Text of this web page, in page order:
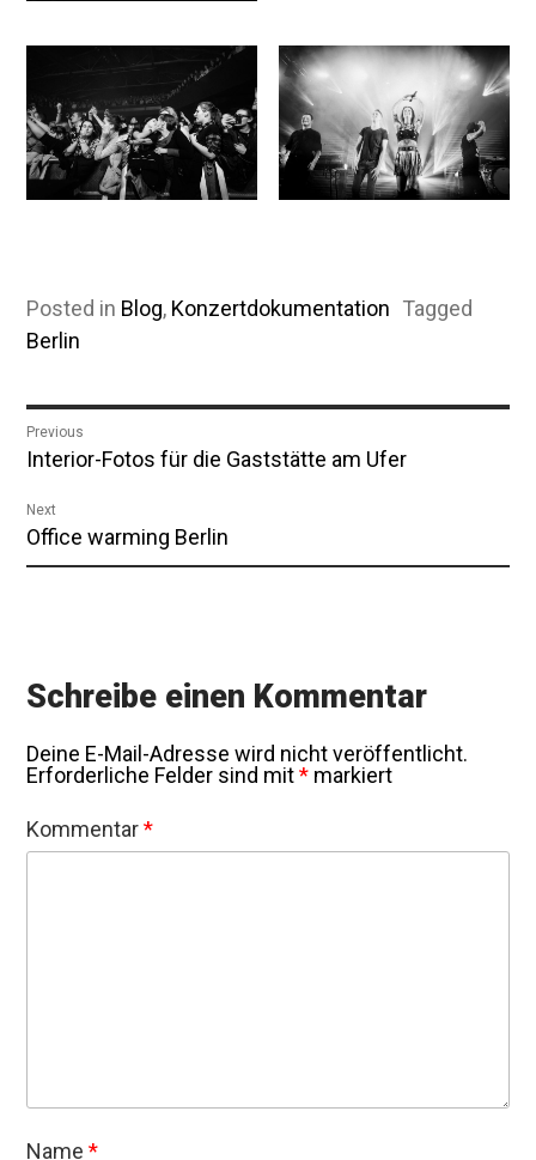
Posted in Blog, Konzertdokumentation Tagged
Berlin
Beitragsnavigation
Previous
Previous
Interior-Fotos für die Gaststätte am Ufer
Next
Next
post:
Office warming Berlin
Schreibe einen Kommentar
Deine E-Mail-Adresse wird nicht veröffentlicht.
Erforderliche Felder sind mit* markiert
Kommentar*
Name*